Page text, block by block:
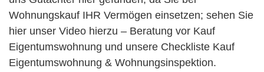
Wohnungskauf IHR Vermögen einsetzen; sehen Sie
hier unser Video hierzu – Beratung vor Kauf
Eigentumswohnung und unsere Checkliste Kauf
Eigentumswohnung & Wohnungsinspektion.